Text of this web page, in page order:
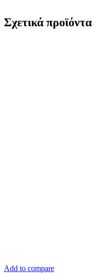
Σχετικά προϊόντα
Add to compare